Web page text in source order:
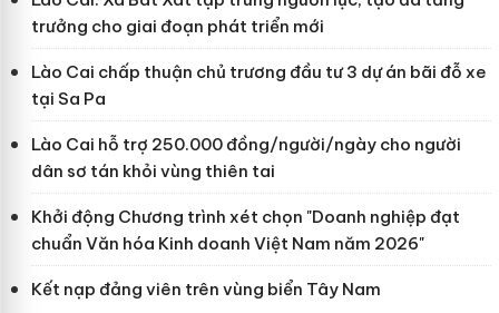
trưởng cho giai đoạn phát triển mới
Lào Cai chấp thuận chủ trương đầu tư 3 dự án bãi đỗ xe
tại Sa Pa
Lào Cai hỗ trợ 250.000 đồng/người/ngày cho người
dân sơ tán khỏi vùng thiên tai
Khởi động Chương trình xét chọn "Doanh nghiệp đạt
chuẩn Văn hóa Kinh doanh Việt Nam năm 2026"
Kết nạp đảng viên trên vùng biển Tây Nam